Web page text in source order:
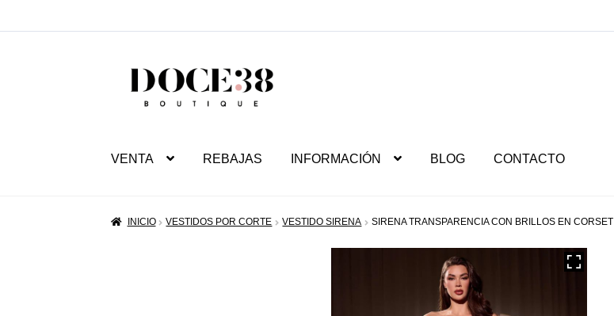
SALTAR
VENTA REBAJAS INFORMACIÓN BLOG CONTACTO
INICIO VESTIDOS POR CORTE VESTIDO SIRENA SIRENA TRANSPARENCIA CON BRILLOS EN CORSET